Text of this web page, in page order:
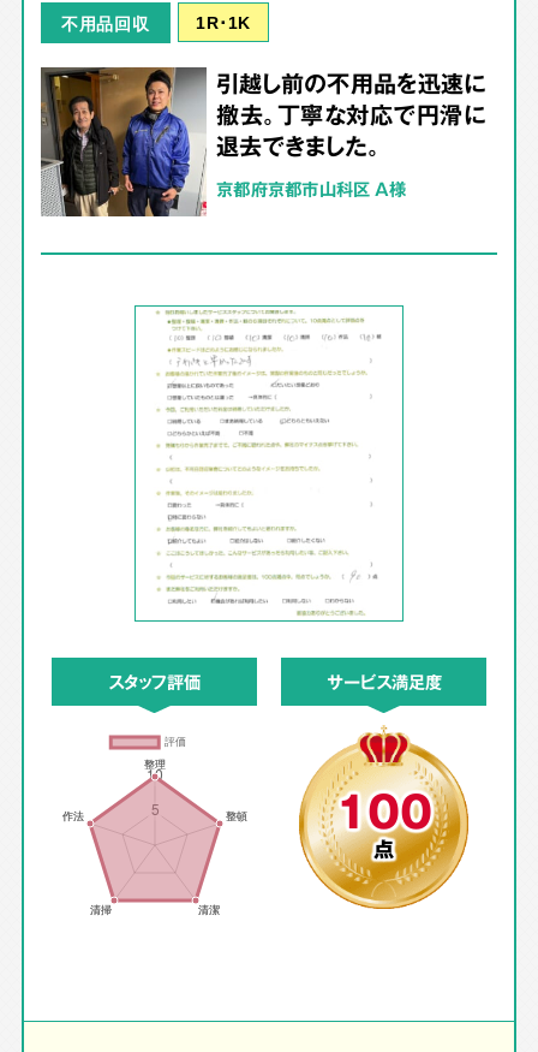
不用品回収 1R･1K
引越し前の不用品を迅速に
撤去。丁寧な対応で円滑に
退去できました。
京都府京都市山科区 A様
スタッフ評価 サービス満足度
100
点